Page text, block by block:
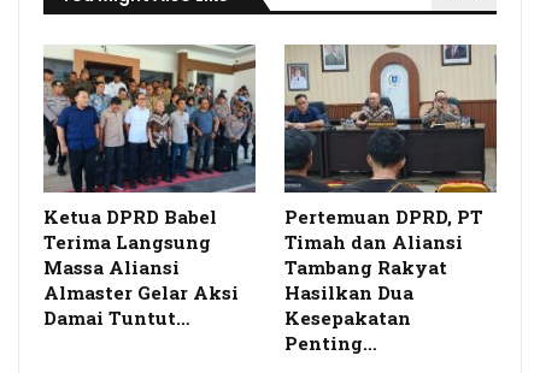
Ketua DPRD Babel
Terima Langsung
Massa Aliansi
Almaster Gelar Aksi
Damai Tuntut…
Pertemuan DPRD, PT
Timah dan Aliansi
Tambang Rakyat
Hasilkan Dua
Kesepakatan
Penting…